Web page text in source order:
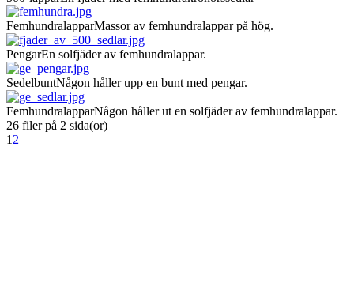
FemhundralapparMassor av femhundralappar på hög.
PengarEn solfjäder av femhundralappar.
SedelbuntNågon håller upp en bunt med pengar.
FemhundralapparNågon håller ut en solfjäder av femhundralappar.
26 filer på 2 sida(or)
1 2